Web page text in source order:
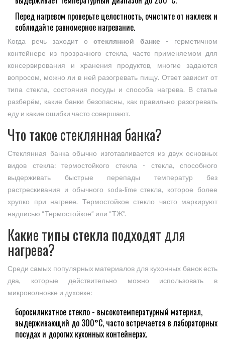
Перед нагревом проверьте целостность, очистите от наклеек и
соблюдайте равномерное нагревание.
Когда речь заходит остеклянной банке- герметичном
контейнере из прозрачного стекла, часто применяемом для
консервирования и хранения продуктов, многие задаются
вопросом, можно ли в ней разогревать пищу. Ответ зависит от
типа стекла, состояния посуды и способа нагрева. В статье
разберём, какие банки безопасны, как правильно разогревать
еду и какие ошибки часто совершают.
Что такое стеклянная банка?
Стеклянная банка обычно изготавливается из двух основных
видов стекла: термостойкого стекла - стекла, способного
выдерживать быстрые перепады температур без
растрескивания и обычного soda‑lime стекла, которое более
хрупко при нагреве. Термостойкое стекло часто маркируют
надписью “Термостойкое” или “ТЖ”.
Какие типы стекла подходят для
нагрева?
Среди самых популярных материалов для кухонных банок есть
два, которые действительно можно использовать в
микроволновке и духовке:
боросиликатное стекло - высокотемпературный материал,
выдерживающий до 300°C, часто встречается в лабораторных
посудах и дорогих кухонных контейнерах.